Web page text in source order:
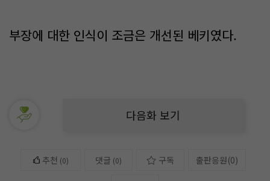
부장에 대한 인식이 조금은 개선된 베키였다.
다음화 보기
추천 (0) 댓글 (0) 구독 출판응원(0)